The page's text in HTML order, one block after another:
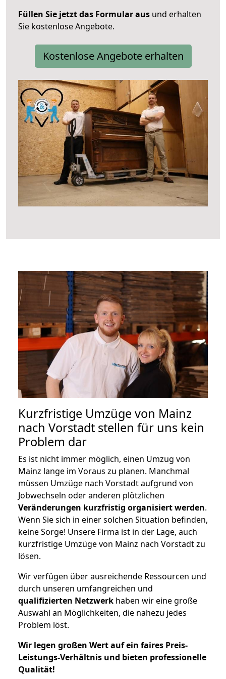
Füllen Sie jetzt das Formular aus und erhalten
Sie kostenlose Angebote.
Kostenlose Angebote erhalten
Kurzfristige Umzüge von Mainz
nach Vorstadt stellen für uns kein
Problem dar
Es ist nicht immer möglich, einen Umzug von
Mainz lange im Voraus zu planen. Manchmal
müssen Umzüge nach Vorstadt aufgrund von
Jobwechseln oder anderen plötzlichen
Veränderungen kurzfristig organisiert werden.
Wenn Sie sich in einer solchen Situation befinden,
keine Sorge! Unsere Firma ist in der Lage, auch
kurzfristige Umzüge von Mainz nach Vorstadt zu
lösen.
Wir verfügen über ausreichende Ressourcen und
durch unseren umfangreichen und
qualifizierten Netzwerk haben wir eine große
Auswahl an Möglichkeiten, die nahezu jedes
Problem löst.
Wir legen großen Wert auf ein faires Preis-
Leistungs-Verhältnis und bieten professionelle
Qualität!